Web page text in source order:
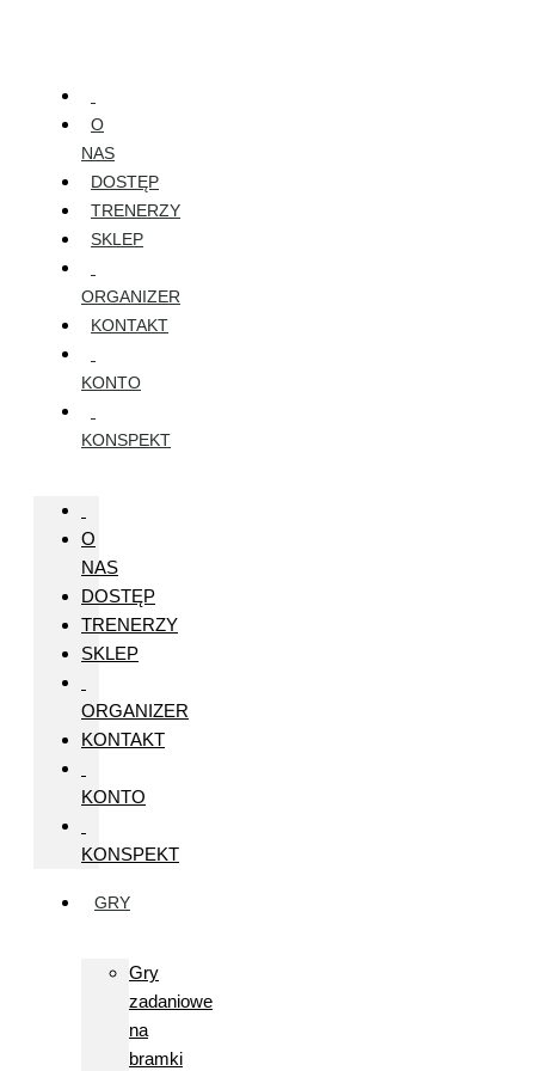
O
NAS
DOSTĘP
TRENERZY
SKLEP
ORGANIZER
KONTAKT
KONTO
KONSPEKT
O
NAS
DOSTĘP
TRENERZY
SKLEP
ORGANIZER
KONTAKT
KONTO
KONSPEKT
GRY
Gry
zadaniowe
na
bramki